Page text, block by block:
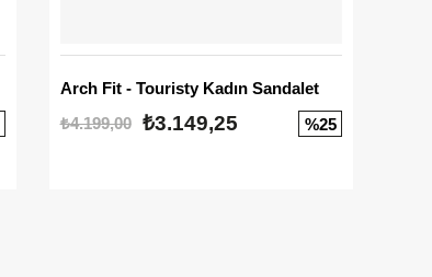
Arch Fit - Touristy Kadın Sandalet
₺4.199,00
₺3.149,25 %25